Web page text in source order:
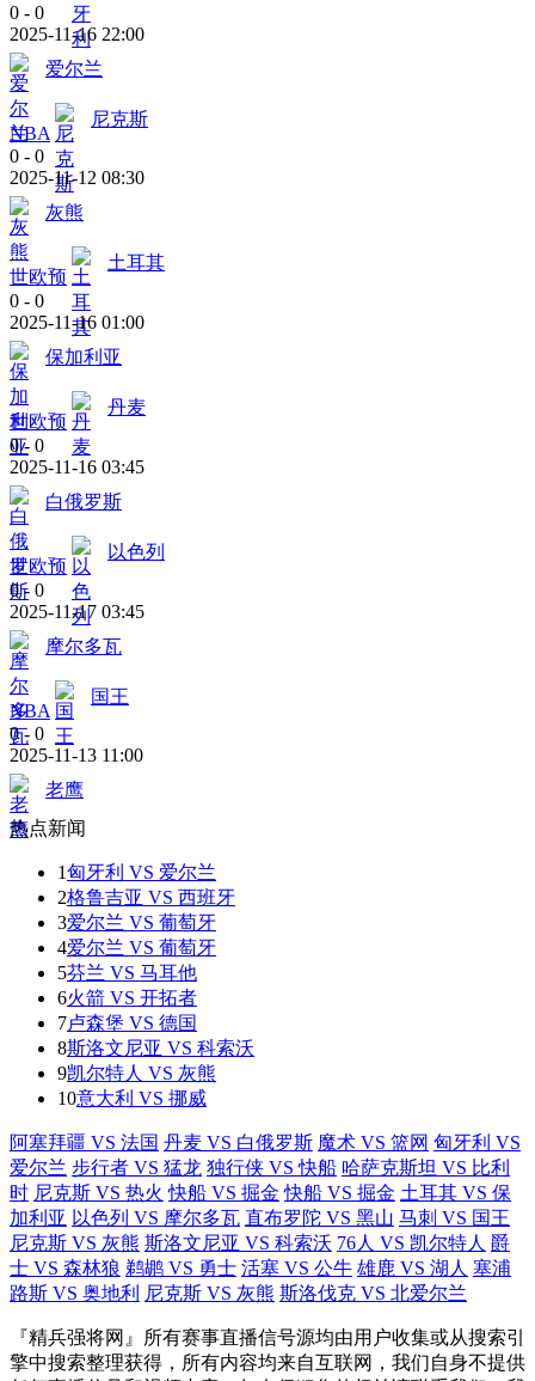
0 - 0
2025-11-16 22:00
爱尔兰
NBA
尼克斯
0 - 0
2025-11-12 08:30
灰熊
世欧预
土耳其
0 - 0
2025-11-16 01:00
保加利亚
世欧预
丹麦
0 - 0
2025-11-16 03:45
白俄罗斯
世欧预
以色列
0 - 0
2025-11-17 03:45
摩尔多瓦
NBA
国王
0 - 0
2025-11-13 11:00
老鹰
热点新闻
1匈牙利 VS 爱尔兰
2格鲁吉亚 VS 西班牙
3爱尔兰 VS 葡萄牙
4爱尔兰 VS 葡萄牙
5芬兰 VS 马耳他
6火箭 VS 开拓者
7卢森堡 VS 德国
8斯洛文尼亚 VS 科索沃
9凯尔特人 VS 灰熊
10意大利 VS 挪威
阿塞拜疆 VS 法国 丹麦 VS 白俄罗斯 魔术 VS 篮网 匈牙利 VS
爱尔兰 步行者 VS 猛龙 独行侠 VS 快船 哈萨克斯坦 VS 比利
时 尼克斯 VS 热火 快船 VS 掘金 快船 VS 掘金 土耳其 VS 保
加利亚 以色列 VS 摩尔多瓦 直布罗陀 VS 黑山 马刺 VS 国王
尼克斯 VS 灰熊 斯洛文尼亚 VS 科索沃 76人 VS 凯尔特人 爵
士 VS 森林狼 鹈鹕 VS 勇士 活塞 VS 公牛 雄鹿 VS 湖人 塞浦
路斯 VS 奥地利 尼克斯 VS 灰熊 斯洛伐克 VS 北爱尔兰
『精兵强将网』所有赛事直播信号源均由用户收集或从搜索引
擎中搜索整理获得，所有内容均来自互联网，我们自身不提供